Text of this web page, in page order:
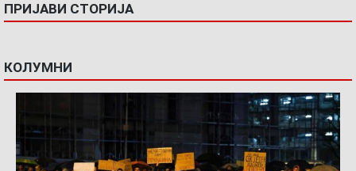
ПРИЈАВИ СТОРИЈА
КОЛУМНИ